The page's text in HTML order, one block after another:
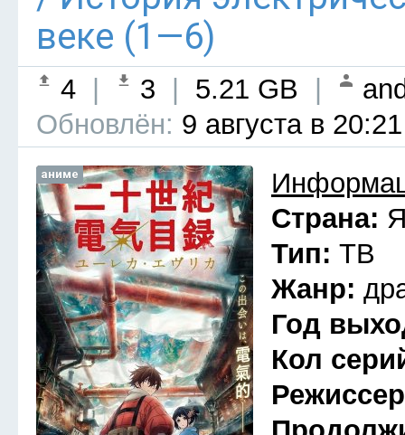
веке (1—6)
4 3 5.21 GB
Обновлён: 9 августа в 20:21
аниме
Страна:
Тип: ТВ
Жанр:
Год
Кол